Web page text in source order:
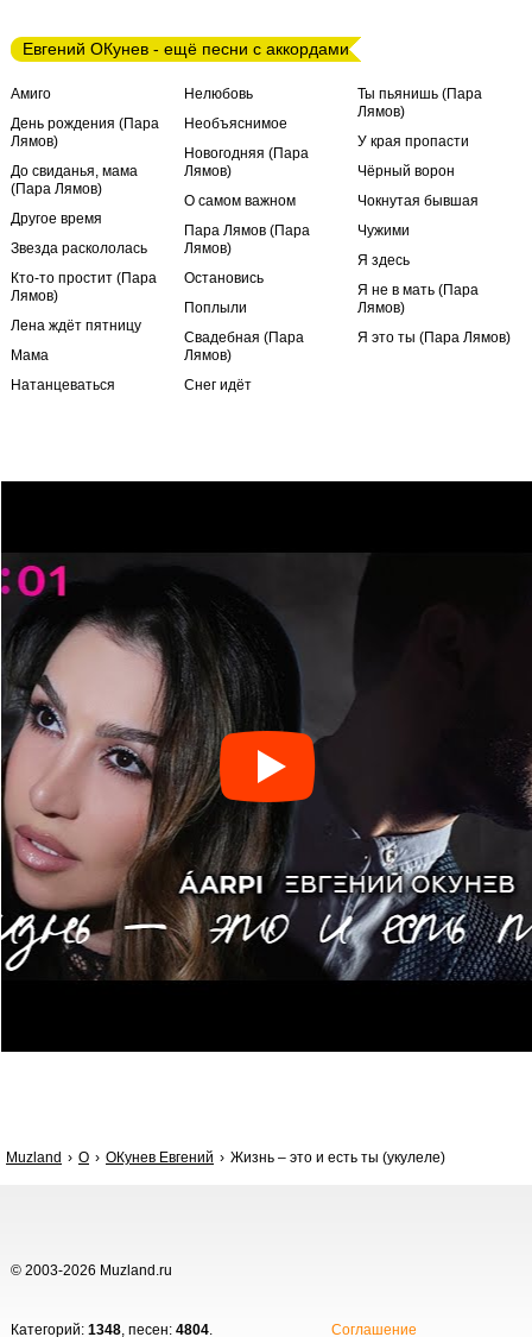
Евгений ОКунев - ещё песни с аккордами
Амиго
День рождения (Пара
Лямов)
До свиданья, мама
(Пара Лямов)
Другое время
Звезда раскололась
Кто-то простит (Пара
Лямов)
Лена ждёт пятницу
Мама
Натанцеваться
Нелюбовь
Необъяснимое
Новогодняя (Пара
Лямов)
О самом важном
Пара Лямов (Пара
Лямов)
Остановись
Поплыли
Свадебная (Пара
Лямов)
Снег идёт
Ты пьянишь (Пара
Лямов)
У края пропасти
Чёрный ворон
Чокнутая бывшая
Чужими
Я здесь
Я не в мать (Пара
Лямов)
Я это ты (Пара Лямов)
Muzland О ОКунев Евгений Жизнь – это и есть ты (укулеле)
© 2003-2026 Muzland.ru
Категорий: 1348, песен: 4804. Соглашение